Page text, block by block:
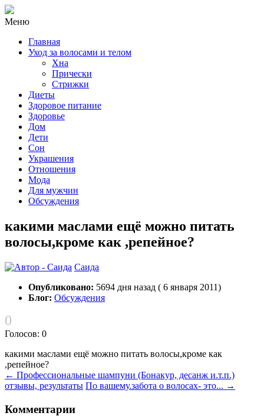
Mеню
Главная
Уход за волосами и телом
Хна
Прически
Стрижки
Диеты
Здоровое питание
Здоровье
Дом
Дети
Сон
Украшения
Отношения
Мода
Для мужчин
Обсуждения
какими маслами ещё можно питать
волосы,кроме как ,репейное?
Саида
Опубликовано: 5694 дня назад ( 6 января 2011)
Блог: Обсуждения
0
Голосов: 0
какими маслами ещё можно питать волосы,кроме как
,репейное?
← Профессиональные шампуни (Бонакур, десанж и.т.п.)
отзывы, результаты По вашему.забота о волосах- это... →
Комментарии